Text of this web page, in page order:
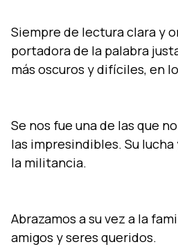
Siempre de lectura clara y
portadora de la palabra
más oscuros y difíciles, en
Se nos fue una de las que
las impresindibles. Su
la militancia.
Abrazamos a su vez a la
amigos y seres queridos.